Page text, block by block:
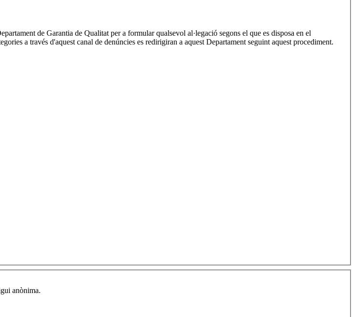
de Garantia de Qualitat per a formular qualsevol al·legació segons el que es disposa en el
a través d'aquest canal de denúncies es redirigiran a aquest Departament seguint aquest procediment.
anònima.